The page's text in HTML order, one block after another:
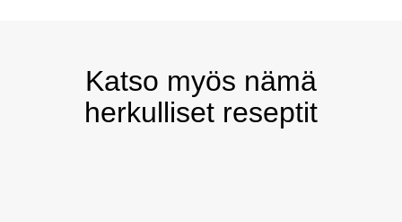
Katso myös nämä
herkulliset reseptit